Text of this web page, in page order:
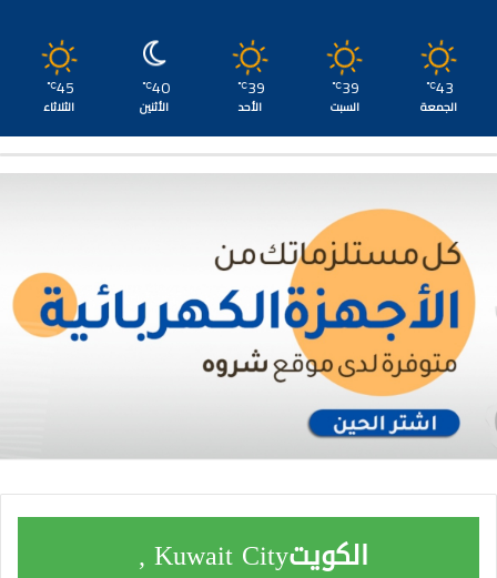
43
℃
الجمعة
39
℃
السبت
39
℃
الأحد
40
℃
الأثنين
45
℃
الثلاثاء